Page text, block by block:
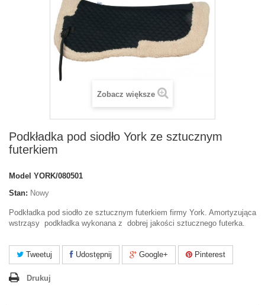
Zobacz większe
Podkładka pod siodło York ze sztucznym
futerkiem
Model YORK/080501
Stan: Nowy
Podkładka pod siodło ze sztucznym futerkiem firmy York. Amortyzująca
wstrząsy podkładka wykonana z dobrej jakości sztucznego futerka.
Tweetuj Udostępnij Google+ Pinterest
Drukuj